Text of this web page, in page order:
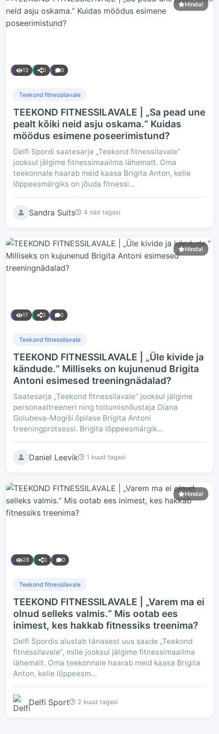
Hinda!
13 0 0
Teekond fitnessilavale
TEEKOND FITNESSILAVALE | „Sa pead une
pealt kõiki neid asju oskama.“ Kuidas
möödus esimene poseerimistund?
Delfi Spordi saatesarja „Teekond fitnessilavale“
jooksul jälgime fitnessimaailma lähemalt. Oma
teekonnale haarab meid kaasa Brigita Anton, kelle
lõppeesmärgiks on jõuda fitnessi...
Sandra Suits 4 näd tagasi
Hinda!
17 0 0
Teekond fitnessilavale
TEEKOND FITNESSILAVALE | „Üle kivide ja
kändude.“ Milliseks on kujunenud Brigita
Antoni esimesed treeningnädalad?
Saatesarja „Teekond fitnessilavale“ jooksul jälgime
personaaltreeneri ning toitumisnõustaja Diana
Golubeva-Mogiši õpilase Brigita Antoni
treeningprotsessi. Brigita lõppeesmärgik...
Daniel Leevik 1 kuud tagasi
Hinda!
28 0 0
Teekond fitnessilavale
TEEKOND FITNESSILAVALE | „Varem ma ei
olnud selleks valmis.“ Mis ootab ees
inimest, kes hakkab fitnessiks treenima?
Delfi Spordis alustab tänasest uus saade „Teekond
fitnessilavale“, mille jooksul jälgime fitnessimaailma
lähemalt. Oma teekonnale haarab meid kaasa Brigita
Anton, kelle lõppeesm...
Delfi Sport 2 kuud tagasi